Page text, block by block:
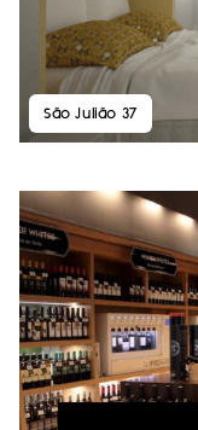
São Julião 37